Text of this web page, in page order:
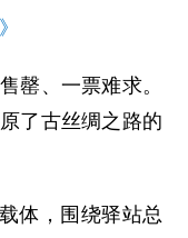
罄、一票难求。
了古丝绸之路的
体，围绕驿站总